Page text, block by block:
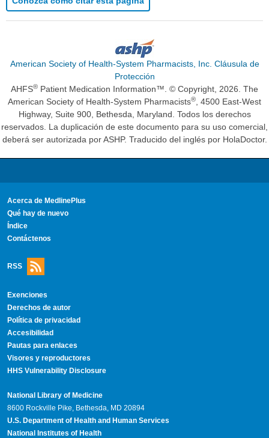
American Society of Health-System Pharmacists, Inc. Cláusula de
Protección
AHFS® Patient Medication Information™. © Copyright, 2026. The
American Society of Health-System Pharmacists®, 4500 East-West
Highway, Suite 900, Bethesda, Maryland. Todos los derechos
reservados. La duplicación de este documento para su uso comercial,
deberá ser autorizada por ASHP. Traducido del inglés por HolaDoctor.
Acerca de MedlinePlus
Qué hay de nuevo
Índice
Contáctenos
RSS
Exenciones
Derechos de autor
Política de privacidad
Accesibilidad
Pautas para enlaces
Visores y reproductores
HHS Vulnerability Disclosure
National Library of Medicine
8600 Rockville Pike, Bethesda, MD 20894
U.S. Department of Health and Human Services
National Institutes of Health